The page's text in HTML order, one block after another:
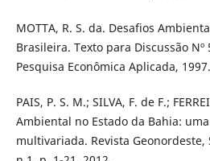
MOTTA, R. S. da. Desafios
Brasileira. Texto para Discussão
Pesquisa Econômica Aplicada, 1997.
PAIS, P. S. M.; SILVA, F. de F.;
Ambiental no Estado da Bahia:
multivariada. Revista Geonordeste,